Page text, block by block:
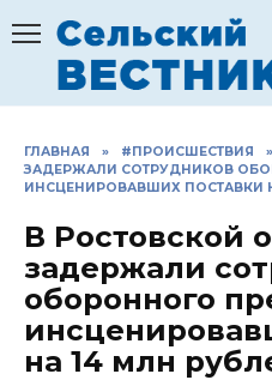
содержанию
ГЛАВНАЯ » #ПРОИСШЕСТВИЯ »
ЗАДЕРЖАЛИ СОТРУДНИКОВ
ИНСЦЕНИРОВАВШИХ ПОСТАВКИ
В Ростовской
задержали
оборонного
на 14 млн